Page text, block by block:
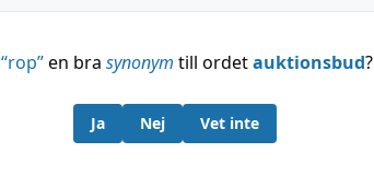
“rop”en bra synonym till ordetauktionsbud?
Ja Nej Vet inte